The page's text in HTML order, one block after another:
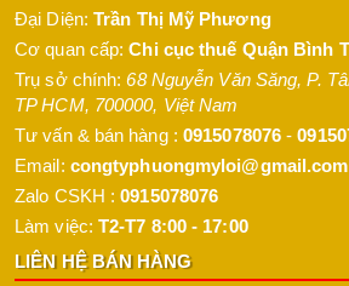
Đại Diện: Trần Thị Mỹ Phương
Cơ quan cấp:Chi cục thuế Quận Bình
Trụ sở chính:68 Nguyễn Văn Săng, P.
TP HCM, 700000, Việt Nam
Tư vấn & bán hàng : 0915078076 -
Email: congtyphuongmyloi@gmail.com
Zalo CSKH :0915078076
Làm việc: T2-T7 8:00 - 17:00
LIÊN HỆ BÁN HÀNG